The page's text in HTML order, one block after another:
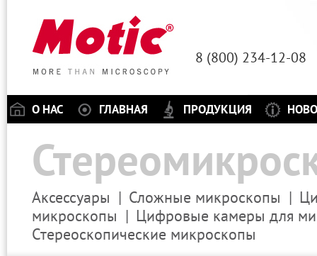
8 (800) 234-12-
О НАС ГЛАВНАЯ ПРОДУКЦИЯ
Аксессуары Сложные микроскопы
микроскопы
Цифровые камеры для
Стереоскопические микроскопы